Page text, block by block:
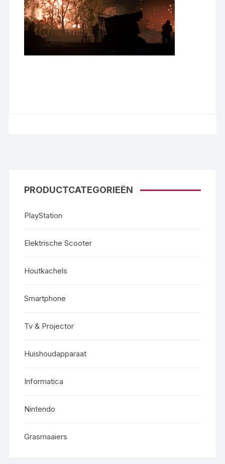
PRODUCTCATEGORIEËN
PlayStation
Elektrische Scooter
Houtkachels
Smartphone
Tv & Projector
Huishoudapparaat
Informatica
Nintendo
Grasmaaiers